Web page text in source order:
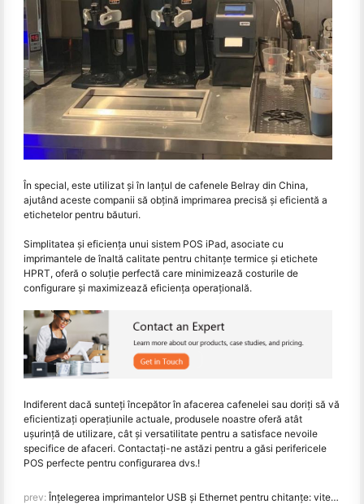
În special, este utilizat și în lanțul de cafenele Belray din China,
ajutând aceste companii să obțină imprimarea precisă și eficientă a
etichetelor pentru băuturi.
Simplitatea și eficiența unui sistem POS iPad, asociate cu
imprimantele de înaltă calitate pentru chitanțe termice și etichete
HPRT, oferă o soluție perfectă care minimizează costurile de
configurare și maximizează eficiența operațională.
Indiferent dacă sunteți începător în afacerea cafenelei sau doriți să vă
eficientizați operațiunile actuale, produsele noastre oferă atât
ușurință de utilizare, cât și versatilitate pentru a satisface nevoile
specifice de afaceri. Contactați-ne astăzi pentru a găsi perifericele
POS perfecte pentru configurarea dvs.!
prev: Înţelegerea imprimantelor USB şi Ethernet pentru chitanţe: viteză, configurare şi aplicaţii